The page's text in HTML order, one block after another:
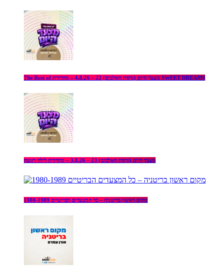
The Rest of מצעד היום (גרסת האלבום) 22 – 4.8.26 – מהדורת SWEET DREAMS
מצעד היום (גרסת האלבום) 23 – 3.8.26 – מהדורת לילה רגועה
מקום ראשון בריטניה – כל המצעדים הבריטיים 1980-1989